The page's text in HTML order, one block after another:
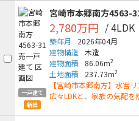
一戸建て
新築
宮崎市本郷南方4563-
2,780万円 / 4LDK
築年月
2026年04月
建物構造 木造
建物面積
86.06m2
土地面積 237.73m2
【宮崎市本郷南方】水害
広々LDKと、家族の気配